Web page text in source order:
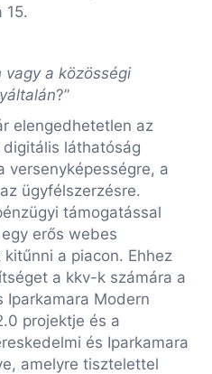
15.
a közösségi
?”
elengedhetetlen az
láthatóság
versenyképességre, a
ügyfélszerzésre.
támogatással
erős webes
a piacon. Ehhez
a kkv-k számára a
Iparkamara Modern
projektje és a
és Iparkamara
amelyre tisztelettel